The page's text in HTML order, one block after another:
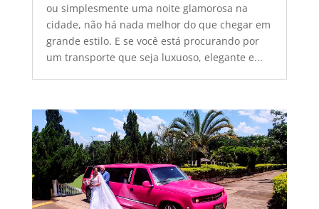
ou simplesmente uma noite glamorosa na
cidade, não há nada melhor do que chegar em
grande estilo. E se você está procurando por
um transporte que seja luxuoso, elegante e...